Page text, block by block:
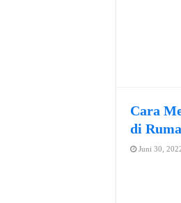
Cara
di
Juni 30,